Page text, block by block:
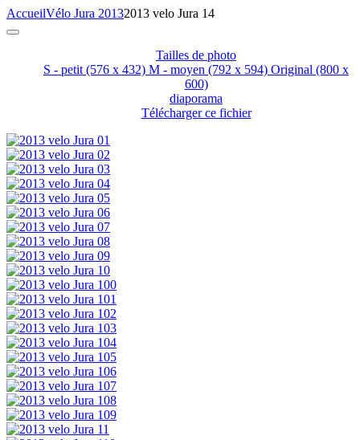
AccueilVélo Jura 20132013 velo Jura 14
Tailles de photo
S - petit (576 x 432) M - moyen (792 x 594) Original (800 x
600)
diaporama
Télécharger ce fichier